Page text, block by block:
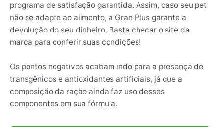
programa de satisfação garantida. Assim, caso seu pet
não se adapte ao alimento, a Gran Plus garante a
devolução do seu dinheiro. Basta checar o site da
marca para conferir suas condições!
Os pontos negativos acabam indo para a presença de
transgênicos e antioxidantes artificiais, já que a
composição da ração ainda faz uso desses
componentes em sua fórmula.